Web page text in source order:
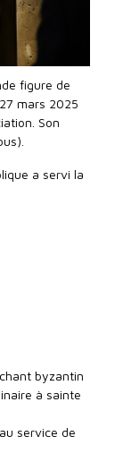
figure de
mars 2025
Son
a servi la
byzantin
à sainte
service de